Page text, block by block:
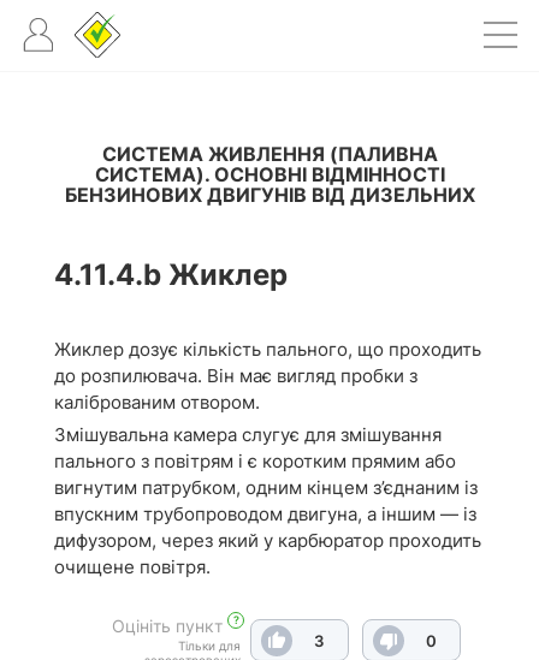
СИСТЕМА ЖИВЛЕННЯ (ПАЛИВНА
СИСТЕМА). ОСНОВНІ ВІДМІННОСТІ
БЕНЗИНОВИХ ДВИГУНІВ ВІД ДИЗЕЛЬНИХ
4.11.4.b Жиклер
Жиклер дозує кількість пального, що проходить
до розпилювача. Він має вигляд пробки з
каліброваним отвором.
Змішувальна камера слугує для змішування
пального з повітрям і є коротким прямим або
вигнутим патрубком, одним кінцем з’єднаним із
впускним трубопроводом двигуна, а іншим — із
дифузором, через який у карбюратор проходить
очищене повітря.
Оцініть пункт ?
Тільки для
3 0